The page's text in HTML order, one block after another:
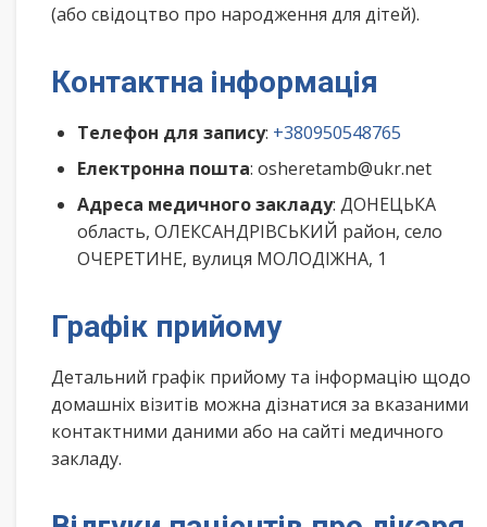
(або свідоцтво про народження для дітей).
Контактна інформація
Телефон для запису: +380950548765
Електронна пошта: osheretamb@ukr.net
Адреса медичного закладу: ДОНЕЦЬКА
область, ОЛЕКСАНДРІВСЬКИЙ район, село
ОЧЕРЕТИНЕ, вулиця МОЛОДІЖНА, 1
Графік прийому
Детальний графік прийому та інформацію щодо
домашніх візитів можна дізнатися за вказаними
контактними даними або на сайті медичного
закладу.